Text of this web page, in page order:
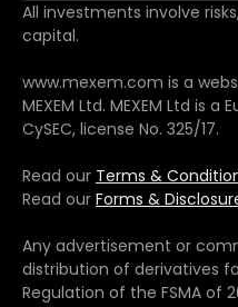
All investments involve
capital.
www.mexem.com is a
MEXEM Ltd. MEXEM Ltd is
CySEC, license No. 325/17.
Read our Terms &
Read our Forms &
Any advertisement or
distribution of derivatives
Regulation of the FSMA of